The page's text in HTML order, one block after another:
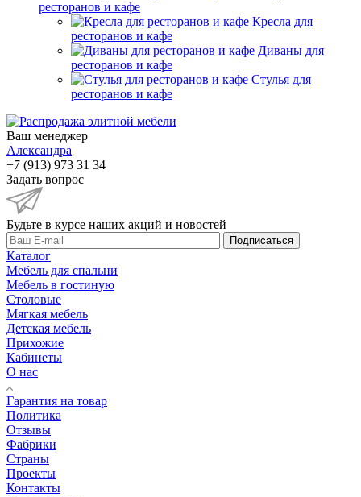
Мебель для
ресторанов и кафе
Кресла для
ресторанов и кафе
Диваны для
ресторанов и кафе
ресторанов и кафе
Ваш менеджер
Александра
+7 (913) 973 31 34
Задать вопрос
Будьте в курсе наших акций и новостей
Каталог
Мебель для спальни
Мебель в гостиную
Столовые
Мягкая мебель
Детская мебель
Прихожие
Кабинеты
О нас
Гарантия на товар
Политика
Отзывы
Фабрики
Страны